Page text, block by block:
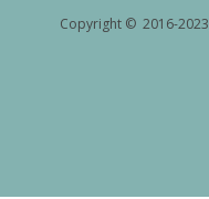
Copyright © 2016-2023